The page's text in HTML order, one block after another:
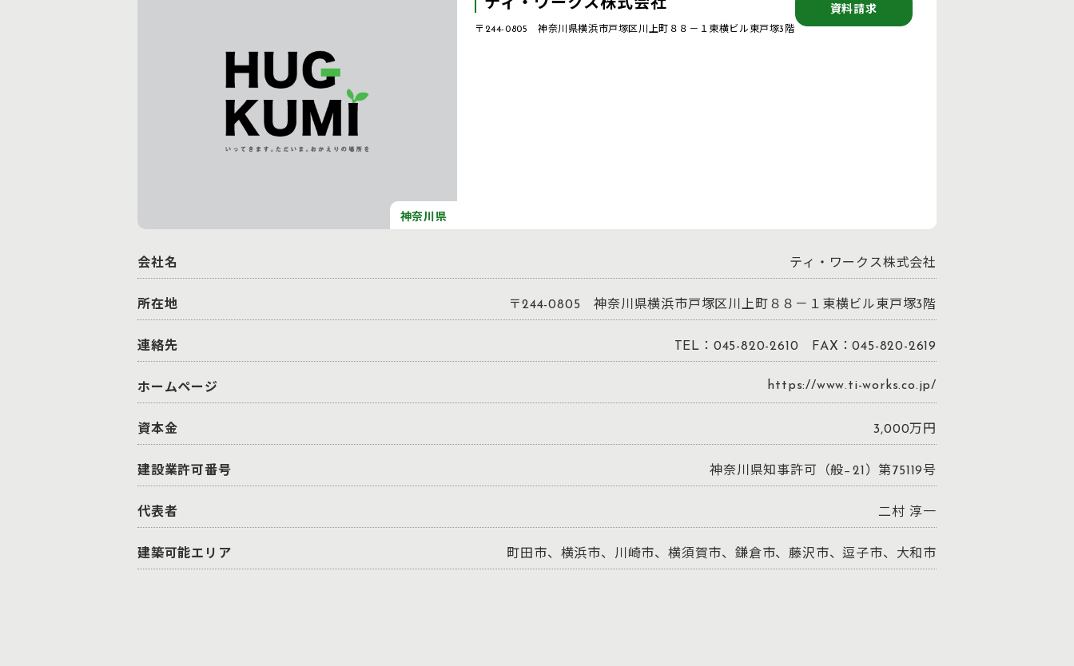
神奈川県
ティ・ワークス株式会社
〒244-0805 神奈川県横浜市戸塚区川上町８８－１東横ビル東戸塚3階
資料請求
会社名 ティ・ワークス株式会社
所在地 〒244-0805 神奈川県横浜市戸塚区川上町８８－１東横ビル東戸塚3階
連絡先 TEL：045-820-2610 FAX：045-820-2619
ホームページ https://www.ti-works.co.jp/
資本金 3,000万円
建設業許可番号 神奈川県知事許可（般−21）第75119号
代表者 二村 淳一
建築可能エリア 町田市、横浜市、川崎市、横須賀市、鎌倉市、藤沢市、逗子市、大和市